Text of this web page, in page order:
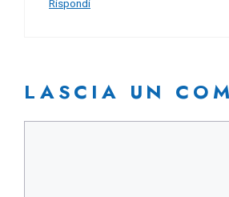
Rispondi
LASCIA UN